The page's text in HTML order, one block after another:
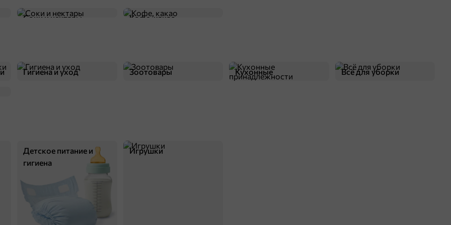
Соки и нектары Кофе, какао
Гигиена и уход Зоотовары
Кухонные
Всё для уборки
Детское питание и
гигиена
Игрушки